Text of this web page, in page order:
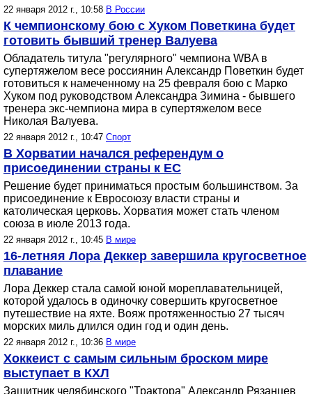
22 января 2012 г., 10:58 В России
К чемпионскому бою с Хуком Поветкина будет
готовить бывший тренер Валуева
Обладатель титула "регулярного" чемпиона WBA в
супертяжелом весе россиянин Александр Поветкин будет
готовиться к намеченному на 25 февраля бою с Марко
Хуком под руководством Александра Зимина - бывшего
тренера экс-чемпиона мира в супертяжелом весе
Николая Валуева.
22 января 2012 г., 10:47 Спорт
В Хорватии начался референдум о
присоединении страны к ЕС
Решение будет приниматься простым большинством. За
присоединение к Евросоюзу власти страны и
католическая церковь. Хорватия может стать членом
союза в июле 2013 года.
22 января 2012 г., 10:45 В мире
16-летняя Лора Деккер завершила кругосветное
плавание
Лора Деккер стала самой юной мореплавательницей,
которой удалось в одиночку совершить кругосветное
путешествие на яхте. Вояж протяженностью 27 тысяч
морских миль длился один год и один день.
22 января 2012 г., 10:36 В мире
Хоккеист с самым сильным броском мире
выступает в КХЛ
Защитник челябинского "Трактора" Александр Рязанцев